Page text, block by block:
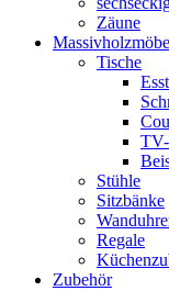
Zäune
Tische
Stühle
Sitzbänke
Regale
Zubehör